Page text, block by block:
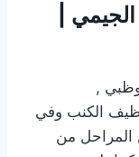
|
,
الكنب وفي
المراحل من